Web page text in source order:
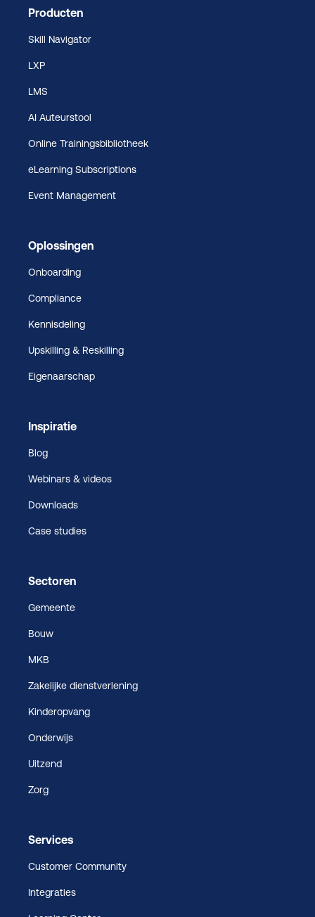
Producten
Skill Navigator
LXP
LMS
AI Auteurstool
Online Trainingsbibliotheek
eLearning Subscriptions
Event Management
Oplossingen
Onboarding
Compliance
Kennisdeling
Upskilling & Reskilling
Eigenaarschap
Inspiratie
Blog
Webinars & videos
Downloads
Case studies
Sectoren
Gemeente
Bouw
MKB
Zakelijke dienstverlening
Kinderopvang
Onderwijs
Uitzend
Zorg
Services
Customer Community
Integraties